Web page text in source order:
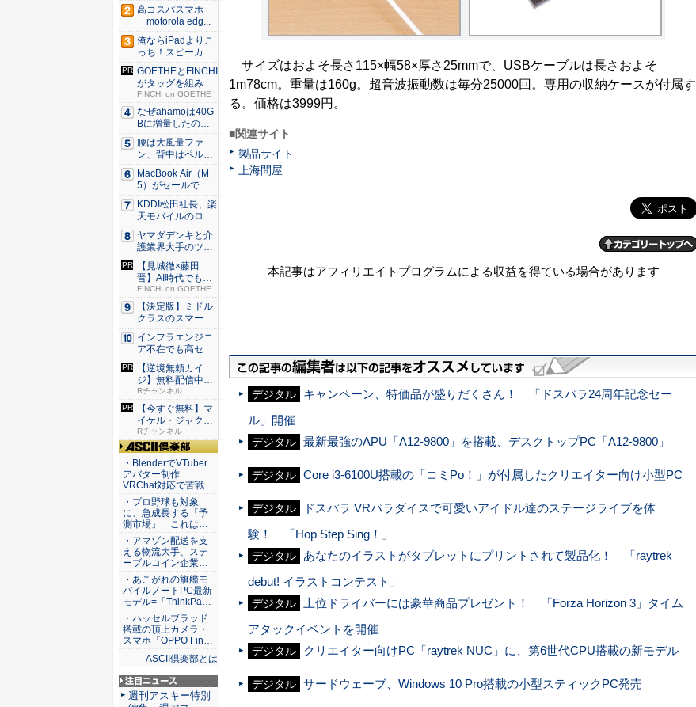
サイズはおよそ長さ115×幅58×厚さ25mmで、USBケーブルは長さおよそ
1m78cm。重量は160g。超音波振動数は毎分25000回。専用の収納ケースが付属す
る。価格は3999円。
■関連サイト
製品サイト
上海問屋
本記事はアフィリエイトプログラムによる収益を得ている場合があります
デジタル
キャンペーン、特価品が盛りだくさん！ 「ドスパラ24周年記念セー
ル」開催
デジタル 最新最強のAPU「A12-9800」を搭載、デスクトップPC「A12-9800」
デジタル Core i3-6100U搭載の「コミPo！」が付属したクリエイター向け小型PC
デジタル
ドスパラ VRパラダイスで可愛いアイドル達のステージライブを体
験！ 「Hop Step Sing！」
デジタル
あなたのイラストがタブレットにプリントされて製品化！ 「raytrek
debut! イラストコンテスト」
デジタル
上位ドライバーには豪華商品プレゼント！ 「Forza Horizon 3」タイム
アタックイベントを開催
デジタル クリエイター向けPC「raytrek NUC」に、第6世代CPU搭載の新モデル
デジタル サードウェーブ、Windows 10 Pro搭載の小型スティックPC発売
光100...
高コスパスマホ
「motorola edg...
俺ならiPadよりこ
っち！スピーカー
9個...
GOETHEとFINCHI
がタッグを組み...
FINCHI on GOETHE
なぜahamoは40G
Bに増量したの
か ...
腰は大風量ファ
ン、背中はペルチ
ェ冷却。ダ...
MacBook Air（M
5）がセールで...
KDDI松田社長、楽
天モバイルのロー
ミン...
ヤマダデンキと介
護業界大手のツク
イが協業...
【見城徹×藤田
晋】AI時代でも変
わらない...
FINCHI on GOETHE
【決定版】ミドル
クラスのスマート
フォンの...
インフラエンジニ
ア不在でも高セキ
ュリティ...
【逆境無頼カイ
ジ】無料配信中！
Rチャンネ...
Rチャンネル
【今すぐ無料】マ
イケル・ジャクソ
ン最後の...
Rチャンネル
ASCII倶楽部
・BlenderでVTuber
アバター制作
VRChat対応で苦戦…
・プロ野球も対象
に、急成長する「予
測市場」 これは…
・アマゾン配送を支
える物流大手、ステ
ーブルコイン企業…
・あこがれの旗艦モ
バイルノートPC最新
モデル=「ThinkPa…
・ハッセルブラッド
搭載の頂上カメラ・
スマホ「OPPO Fin…
ASCII倶楽部とは
注目ニュース
週刊アスキー特別